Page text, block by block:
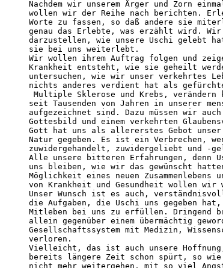
Nachdem wir unserem Ärger und Zorn
wollen wir der Reihe nach berichten.
Worte zu fassen, so daß andere sie
genau das Erlebte, was erzählt wird. Wir
darzustellen, wie unsere Uschi gelebt
sie bei uns weiterlebt.
Wir wollen ihrem Auftrag folgen und
Krankheit entsteht, wie sie geheilt
untersuchen, wie wir unser verkehrtes
nichts anderes verdient hat als
Multiple Sklerose und Krebs,
seit Tausenden von Jahren in unserer
aufgezeichnet sind. Dazu müssen wir
Gottesbild und einem verkehrten
Gott hat uns als allererstes Gebot unser
Natur gegeben. Es ist ein Verbrechen,
zuwidergehandelt, zuwidergeliebt und -
Alle unsere bitteren Erfahrungen, denn
uns bleiben, wie wir das gewünscht
Möglichkeit eines neuen Zusammenlebens
von Krankheit und Gesundheit wollen wir
Unser Wunsch ist es auch,
die Aufgaben, die Uschi uns gegeben
Mitleben bei uns zu erfüllen. Dringend
allein gegenüber einem übermächtig
Gesellschaftssystem mit Medizin,
verloren.
Vielleicht, das ist auch unsere Hoffnung,
bereits längere Zeit schon spürt, so wie
nicht mehr weitergehen, mit so viel